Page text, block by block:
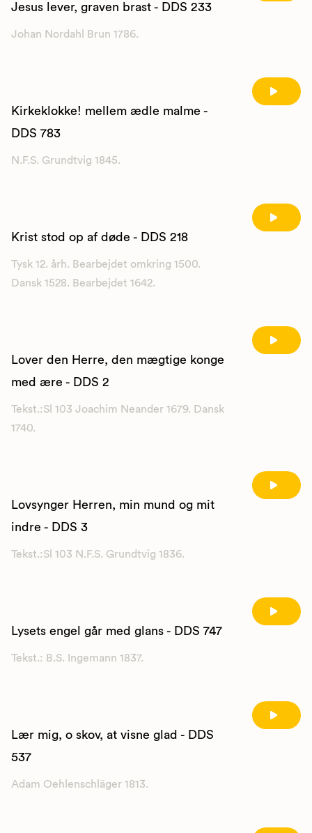
Jesus lever, graven brast - DDS 233
Johan Nordahl Brun 1786.
Kirkeklokke! mellem ædle malme -
DDS 783
N.F.S. Grundtvig 1845.
Krist stod op af døde - DDS 218
Tysk 12. årh. Bearbejdet omkring 1500.
Dansk 1528. Bearbejdet 1642.
Lover den Herre, den mægtige konge
med ære - DDS 2
Tekst.:Sl 103 Joachim Neander 1679. Dansk
1740.
Lovsynger Herren, min mund og mit
indre - DDS 3
Tekst.:Sl 103 N.F.S. Grundtvig 1836.
Lysets engel går med glans - DDS 747
Tekst.: B.S. Ingemann 1837.
Lær mig, o skov, at visne glad - DDS
537
Adam Oehlenschläger 1813.